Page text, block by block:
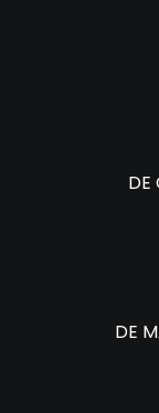
DE
DE